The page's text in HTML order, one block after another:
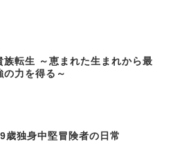
族転生 ～恵まれた生まれから最
の力を得る～
歳独身中堅冒険者の日常